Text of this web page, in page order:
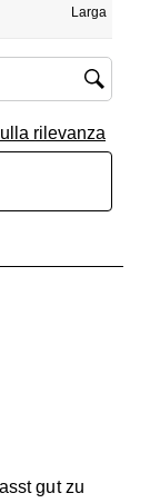
Larga
rilevanza
gut zu